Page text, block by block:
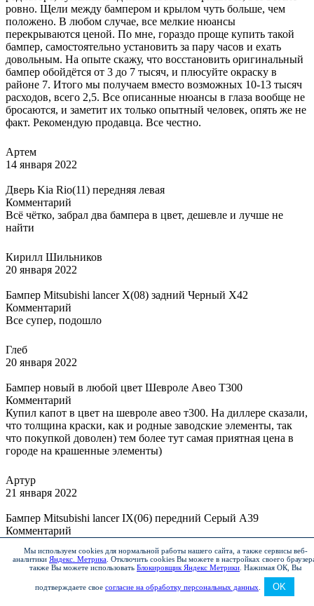
ровно. Щели между бампером и крылом чуть больше, чем
положено. В любом случае, все мелкие нюансы
перекрываются ценой. По мне, гораздо проще купить такой
бампер, самостоятельно установить за пару часов и ехать
довольным. На опыте скажу, что восстановить оригинальный
бампер обойдётся от 3 до 7 тысяч, и плюсуйте окраску в
районе 7. Итого мы получаем вместо возможных 10-13 тысяч
расходов, всего 2,5. Все описанные нюансы в глаза вообще не
бросаются, и заметит их только опытный человек, опять же не
факт. Рекомендую продавца. Все честно.
Артем
14 января 2022
Дверь Kia Rio(11) передняя левая
Комментарий
Всё чётко, забрал два бампера в цвет, дешевле и лучше не
найти
Кирилл Шильников
20 января 2022
Бампер Mitsubishi lancer X(08) задний Черный X42
Комментарий
Все супер, подошло
Глеб
20 января 2022
Бампер новый в любой цвет Шевроле Авео Т300
Комментарий
Купил капот в цвет на шевроле авео т300. На диллере сказали,
что толщина краски, как и родные заводские элементы, так
что покупкой доволен) тем более тут самая приятная цена в
городе на крашенные элементы)
Артур
21 января 2022
Бампер Mitsubishi lancer IX(06) передний Серый A39
Комментарий
Алексей
23 января 2022
Мы используем cookies для нормальной работы нашего сайта, а также сервисы веб-
аналитики Яндекс. Метрика Отключить cookies Вы можете в настройках своего
также Вы можете использовать Блокировщик Яндекс Метрики Нажимая ОК, Вы
подтверждаете свое согласие на обработку персональных данных OK